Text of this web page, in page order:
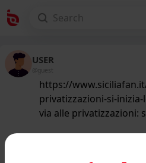
USER
@guest
https://
privatizzazioni-si-
via alle privatizzazioni:
Il Governo da il